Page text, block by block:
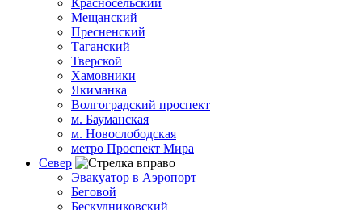
Красносельский
Мещанский
Пресненский
Таганский
Тверской
Хамовники
Якиманка
Волгоградский проспект
м. Бауманская
м. Новослободская
метро Проспект Мира
Север
Эвакуатор в Аэропорт
Беговой
Бескудниковский